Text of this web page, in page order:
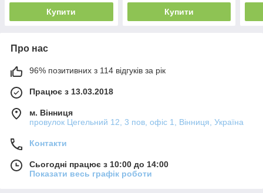
Купити Купити
Про нас
96% позитивних з 114 відгуків за рік
Працює з 13.03.2018
м. Вінниця
провулок Цегельний 12, 3 пов, офіс 1, Вінниця, Україна
Контакти
Сьогодні працює з 10:00 до 14:00
Показати весь графік роботи